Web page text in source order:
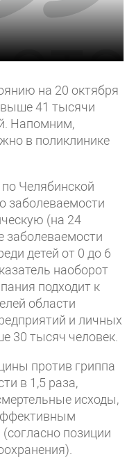
на 20 октября
41 тысячи
Напомним,
в поликлинике
Челябинской
заболеваемости
(на 24
заболеваемости
детей от 0 до 6
наоборот
подходит к
области
и личных
30 тысяч человек.
против гриппа
в 1,5 раза,
исходы,
позиции